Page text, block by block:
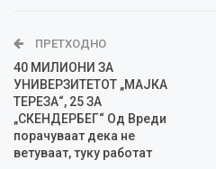
ПРЕТХОДНО
40 МИЛИОНИ ЗА
УНИВЕРЗИТЕТОТ „МАЈКА
ТЕРЕЗА“, 25 ЗА
„СКЕНДЕРБЕГ“ Од Вреди
порачуваат дека не
ветуваат, туку работат